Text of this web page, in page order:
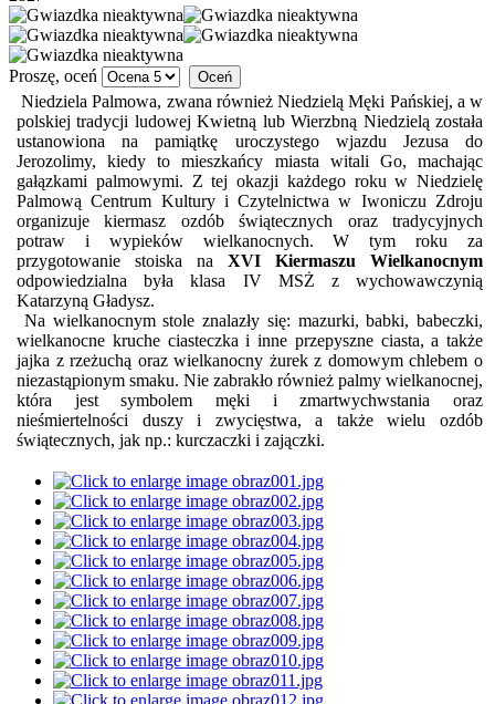
Proszę, oceń
Niedziela Palmowa, zwana również Niedzielą Męki Pańskiej, a w
polskiej tradycji ludowej Kwietną lub Wierzbną Niedzielą została
ustanowiona na pamiątkę uroczystego wjazdu Jezusa do
Jerozolimy, kiedy to mieszkańcy miasta witali Go, machając
gałązkami palmowymi. Z tej okazji każdego roku w Niedzielę
Palmową Centrum Kultury i Czytelnictwa w Iwoniczu Zdroju
organizuje kiermasz ozdób świątecznych oraz tradycyjnych
potraw i wypieków wielkanocnych. W tym roku za
przygotowanie stoiska na XVI Kiermaszu Wielkanocnym
odpowiedzialna była klasa IV MSŻ z wychowawczynią
Katarzyną Gładysz.
Na wielkanocnym stole znalazły się: mazurki, babki, babeczki,
wielkanocne kruche ciasteczka i inne przepyszne ciasta, a także
jajka z rzeżuchą oraz wielkanocny żurek z domowym chlebem o
niezastąpionym smaku. Nie zabrakło również palmy wielkanocnej,
która jest symbolem męki i zmartwychwstania oraz
nieśmiertelności duszy i zwycięstwa, a także wielu ozdób
świątecznych, jak np.: kurczaczki i zajączki.